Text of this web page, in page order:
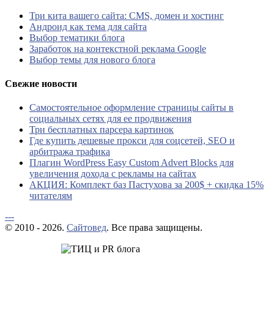
Три кита вашего сайта: CMS, домен и хостинг
Андроид как тема для сайта
Выбор тематики блога
Заработок на контекстной реклама Google
Выбор темы для нового блога
Свежие новости
Самостоятельное оформление страницы сайты в
социальных сетях для ее продвижения
Три бесплатных парсера картинок
Где купить дешевые прокси для соцсетей, SEO и
арбитража трафика
Плагин WordPress Easy Custom Advert Blocks для
увеличения дохода с рекламы на сайтах
АКЦИЯ: Комплект баз Пастухова за 200$ + скидка 15%
читателям
---
© 2010 - 2026. Сайтовед. Все права защищены.